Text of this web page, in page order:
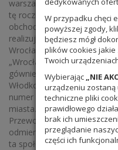
W przypadku chęci
powyższej zgody,
będziesz mógł
plików cookies
Twoich
Wybierając „NIE
urządzeniu zostaną
techniczne pliki
prawidłowego
brak ich
przeglądanie
części ich
warszawskim. Uczniowie
tę rocznicę, biorąc udział w
obchodów tej rocznicy
realizująca projekt
Wrocławiu”. Z tej okazji
„Wrocławskie judaica”.
gównie na cmentarzu
Włodkowica. Redakcja
numer kulturze żydowskiej,
miasta. Ciekawe teksty
Przewodniczącym Gminy
odmienności kultury
ta społeczność w historii